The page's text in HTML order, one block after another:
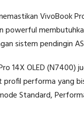
VivoBook
powerful
sistem pendingin
14X OLED
performa yang
Standard,